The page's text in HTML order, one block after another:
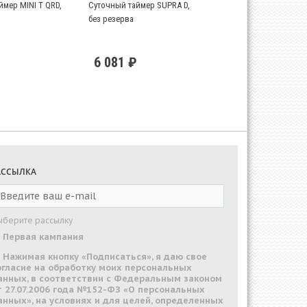
MINI T QRD,
Суточный таймер SUPRA D,
без резерва
6 081 ₽
рассылку
Первая кампания
Нажимая кнопку «Подписаться», я даю свое
на обработку моих персональных
в соответствии с Федеральным законом
27.07.2006 года №152-ФЗ «О персональных
на условиях и для целей, определенных